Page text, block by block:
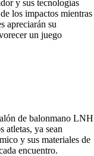
y sus tecnologías
los impactos mientras
apreciarán su
un juego
de balonmano LNH
atletas, ya sean
y sus materiales de
encuentro.